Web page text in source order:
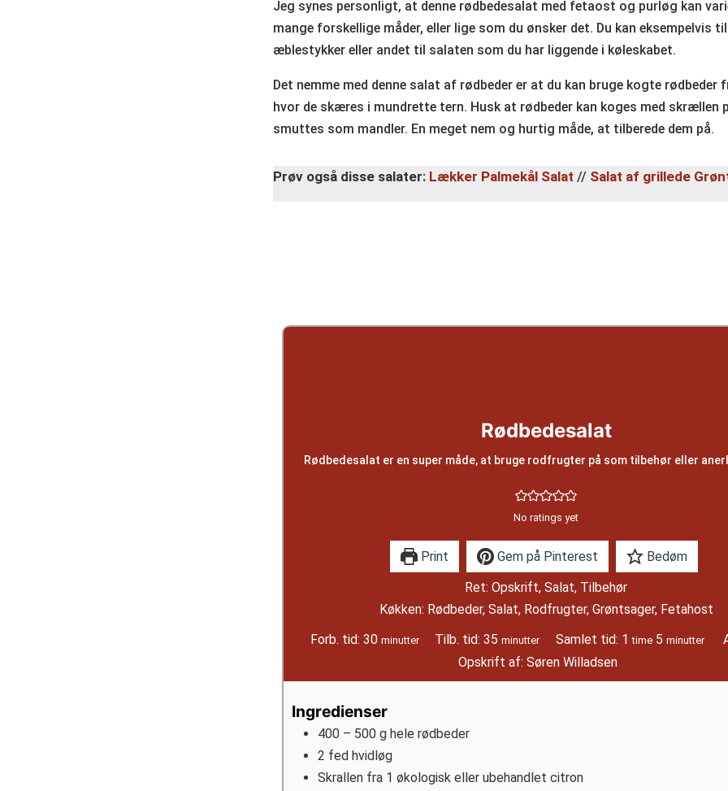
Jeg synes personligt, at denne rødbedesalat med fetaost og purløg kan
mange forskellige måder, eller lige som du ønsker det. Du kan eksempelvis
æblestykker eller andet til salaten som du har liggende i køleskabet.
Det nemme med denne salat af rødbeder er at du kan bruge kogte rødbeder
hvor de skæres i mundrette tern. Husk at rødbeder kan koges med skrællen
smuttes som mandler. En meget nem og hurtig måde, at tilberede dem på.
Prøv også disse salater: Lækker Palmekål Salat // Salat af grillede
Rødbedesalat
Rødbedesalat er en super måde, at bruge rodfrugter på som tilbehør eller
No ratings yet
Print Gem på Pinterest
Bedøm
Ret: Opskrift, Salat, Tilbehør
Køkken: Rødbeder, Salat, Rodfrugter, Grøntsager, Fetahost
Forb. tid:30minutter
minutter Tilb. tid:35 minutter
minutter Samlet tid: 1 time
time 5minutter
minutter
Opskrift af:Søren Willadsen
Ingredienser
400 – 500 g hele rødbeder
2 fed hvidløg
Skrallen fra 1 økologisk eller ubehandlet citron